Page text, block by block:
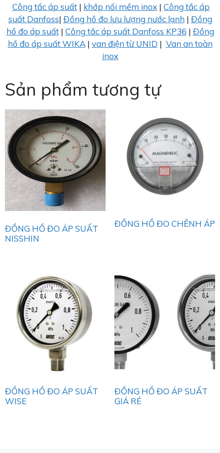
Công tắc áp suất | khớp nối mềm inox | Công tắc áp
suất Danfoss| Đồng hồ đo lưu lượng nước lạnh | Đồng
hồ đo áp suất| Công tắc áp suất Danfoss KP36 | Đồng
hồ đo áp suất WIKA| van điện từ UNID | Van an toàn
inox
Sản phẩm tương tự
ĐỒNG HỒ ĐO ÁP SUẤT
NISSHIN
ĐỒNG HỒ ĐO CHÊNH ÁP
ĐỒNG HỒ ĐO ÁP SUẤT
WISE
ĐỒNG HỒ ĐO ÁP SUẤT
GIÁ RẺ